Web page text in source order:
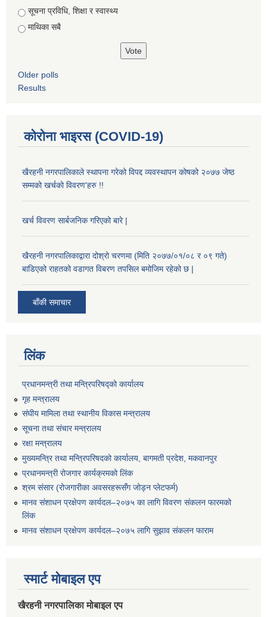
सूचना प्रविधि, शिक्षा र स्वास्थ्य
माथिका सबै
Older polls
Results
कोरोना भाइरस (COVID-19)
खैरहनी नगरपालिकाले स्थापना गरेको विपद्द व्यवस्थापन कोषको २०७७ जेष्ठ
सम्मको खर्चको विवरण'हरु !!
खर्च विवरण सार्बजनिक गरिएको बारे |
खैरहनी नगरपालिकाद्वारा दोश्रो चरणमा (मिति २०७७/०१/०८ र ०९ गते)
बाडिएको राहतको वडागत विबरण तपसिल बमोजिम रहेको छ |
बाँकी समाचार
लिंक
प्रधानमन्त्री तथा मन्त्रिपरिषद्को कार्यालय
गृह मन्त्रालय
संघीय मामिला तथा स्थानीय विकास मन्त्रालय
सूचना तथा संचार मन्त्रालय
रक्षा मन्त्रालय
मुख्यमन्त्रि तथा मन्त्रिपरिषदको कार्यालय, बागमती प्रदेश, मकवानपुर
प्रधानमन्त्री रोजगार कार्यक्रमको लिंक
श्रम संसार (रोजगारीका अवसरहरूसँग जोड्न प्लेटफर्म)
मानव संशाधन प्रक्षेपण कार्यदल–२०७५ का लागि विवरण संकलन फारमको
लिंक
मानव संशाधन प्रक्षेपण कार्यदल–२०७५ लागि सुझाव संकलन फाराम
स्मार्ट मोबाइल एप
खैरहनी नगरपालिका मोबाइल एप